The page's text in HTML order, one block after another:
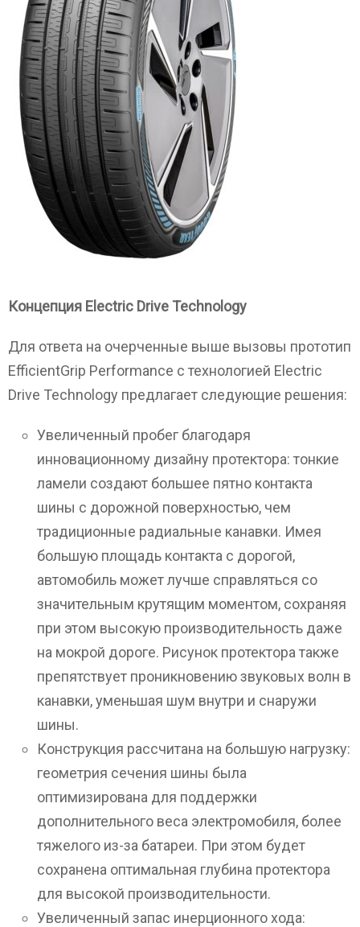
Концепция Electric Drive Technology
Для ответа на очерченные выше вызовы прототип
EfficientGrip Performance с технологией Electric
Drive Technology предлагает следующие решения:
Увеличенный пробег благодаря
инновационному дизайну протектора: тонкие
ламели создают большее пятно контакта
шины с дорожной поверхностью, чем
традиционные радиальные канавки. Имея
большую площадь контакта с дорогой,
автомобиль может лучше справляться со
значительным крутящим моментом, сохраняя
при этом высокую производительность даже
на мокрой дороге. Рисунок протектора также
препятствует проникновению звуковых волн в
канавки, уменьшая шум внутри и снаружи
шины.
Конструкция рассчитана на большую нагрузку:
геометрия сечения шины была
оптимизирована для поддержки
дополнительного веса электромобиля, более
тяжелого из-за батареи. При этом будет
сохранена оптимальная глубина протектора
для высокой производительности.
Увеличенный запас инерционного хода: